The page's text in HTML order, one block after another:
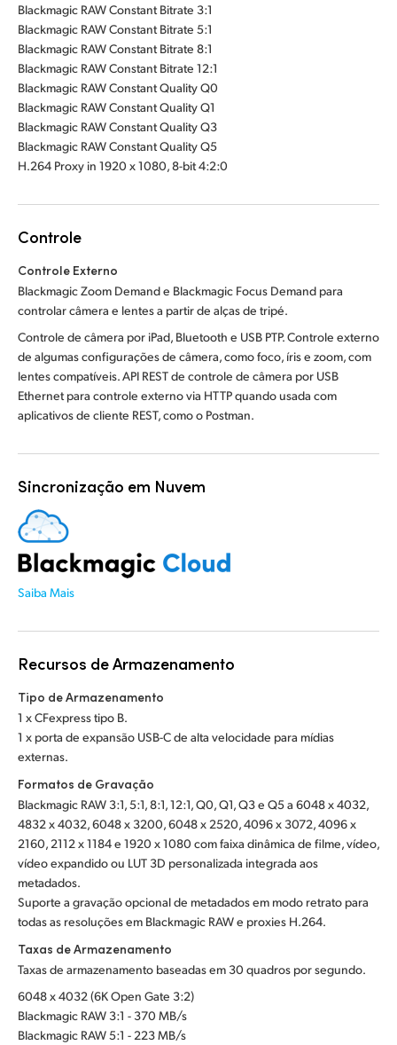
Blackmagic RAW Constant Bitrate 3:1
Blackmagic RAW Constant Bitrate 5:1
Blackmagic RAW Constant Bitrate 8:1
Blackmagic RAW Constant Bitrate 12:1
Blackmagic RAW Constant Quality Q0
Blackmagic RAW Constant Quality Q1
Blackmagic RAW Constant Quality Q3
Blackmagic RAW Constant Quality Q5
H.264 Proxy in 1920 x 1080, 8-bit 4:2:0
Controle
Controle Externo
Blackmagic Zoom Demand e Blackmagic Focus Demand para
controlar câmera e lentes a partir de alças de tripé.
Controle de câmera por iPad, Bluetooth e USB PTP. Controle externo
de algumas configurações de câmera, como foco, íris e zoom, com
lentes compatíveis. API REST de controle de câmera por USB
Ethernet para controle externo via HTTP quando usada com
aplicativos de cliente REST, como o Postman.
Sincronização em Nuvem
Saiba Mais
Recursos de Armazenamento
Tipo de Armazenamento
1 x CFexpress tipo B.
1 x porta de expansão USB-C de alta velocidade para mídias
externas.
Formatos de Gravação
Blackmagic RAW 3:1, 5:1, 8:1, 12:1, Q0, Q1, Q3 e Q5 a 6048 x 4032,
4832 x 4032, 6048 x 3200, 6048 x 2520, 4096 x 3072, 4096 x
2160, 2112 x 1184 e 1920 x 1080 com faixa dinâmica de filme, vídeo,
vídeo expandido ou LUT 3D personalizada integrada aos
metadados.
Suporte a gravação opcional de metadados em modo retrato para
todas as resoluções em Blackmagic RAW e proxies H.264.
Taxas de Armazenamento
Taxas de armazenamento baseadas em 30 quadros por segundo.
6048 x 4032 (6K Open Gate 3:2)
Blackmagic RAW 3:1 - 370 MB/s
Blackmagic RAW 5:1 - 223 MB/s